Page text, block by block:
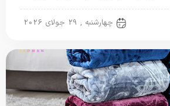
چهارشنبه , 29 جولای 2026